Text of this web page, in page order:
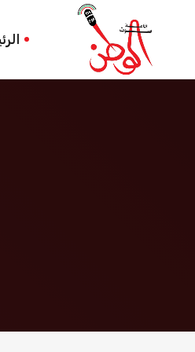
الرئيسيةمحكمة برازيلية